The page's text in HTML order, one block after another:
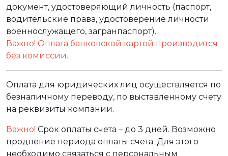
документ, удостоверяющий личность (паспорт,
водительские права, удостоверение личности
военнослужащего, загранпаспорт).
Важно! Оплата банковской картой производится
без комиссии.
Оплата для юридических лиц осуществляется по
безналичному переводу, по выставленному счету
на реквизиты компании.
Важно! Срок оплаты счета – до 3 дней. Возможно
продление периода оплаты счета. Для этого
необходимо связаться с персональным